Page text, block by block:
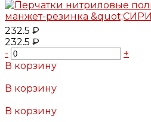
232.5 ₽
232.5 ₽
-
+
В корзину
В корзину
В корзину